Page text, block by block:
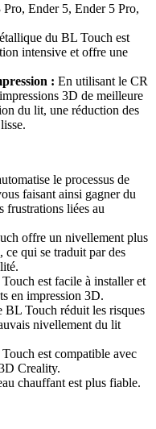
Ender 5, Ender 5 Pro,
du BL Touch est
intensive et offre une
: En utilisant le CR
3D de meilleure
du lit, une réduction des
le processus de
faisant ainsi gagner du
frustrations liées au
offre un nivellement plus
ce qui se traduit par des
est facile à installer et
en impression 3D.
BL Touch réduit les risques
nivellement du lit
est compatible avec
Creality.
chauffant est plus fiable.